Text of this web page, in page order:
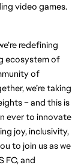
video games.
redefining
ecosystem of
of
we’re taking
– and this is
ever to innovate
joy, inclusivity,
to join us as we
FC, and